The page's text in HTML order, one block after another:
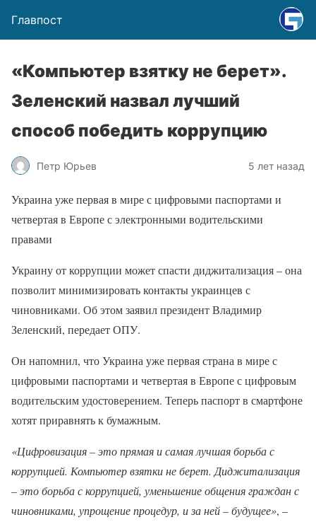
Главпост
«Компьютер взятку не берет».
Зеленский назвал лучший
способ победить коррупцию
Петр Юрьев 5 лет назад
Украина уже первая в мире с цифровыми паспортами и
четвертая в Европе с электронными водительскими
правами
Украину от коррупции может спасти диджитализация – она
позволит минимизировать контакты украинцев с
чиновниками. Об этом заявил президент Владимир
Зеленский, передает ОПУ.
Он напомнил, что Украина уже первая страна в мире с
цифровыми паспортами и четвертая в Европе с цифровым
водительским удостоверением. Теперь паспорт в смартфоне
хотят приравнять к бумажным.
«Цифровизация – это прямая и самая лучшая борьба с
коррупцией. Компьютер взятки не берет. Диджитализация
– это борьба с коррупцией, уменьшение общения граждан с
чиновниками, упрощение процедур, и за ней – будущее», –